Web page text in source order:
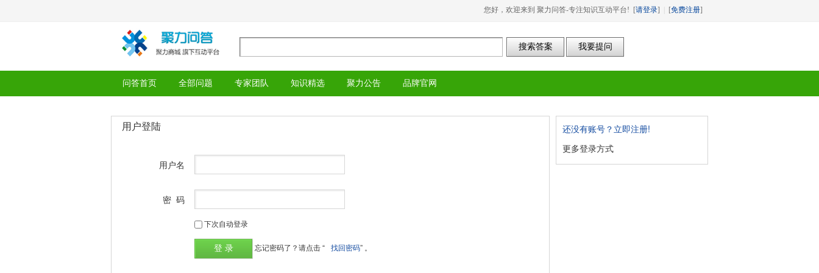
您好，欢迎来到 聚力问答-专注知识互动平台! [请登录] [免费注册]
问答首页 全部问题 专家团队 知识精选 聚力公告 品牌官网
用户登陆
用户名
密 码
下次自动登录
忘记密码了？请点击 “ 找回密码” 。
还没有账号？立即注册!
更多登录方式